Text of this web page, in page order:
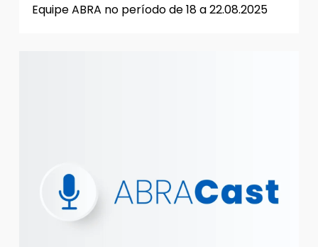
Equipe ABRA no período de 18 a 22.08.2025